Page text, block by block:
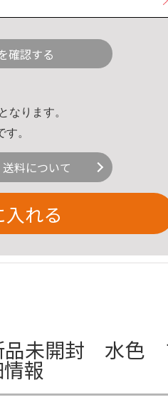
確認する
なります。
。
料について
入れる
未開封 水色
報